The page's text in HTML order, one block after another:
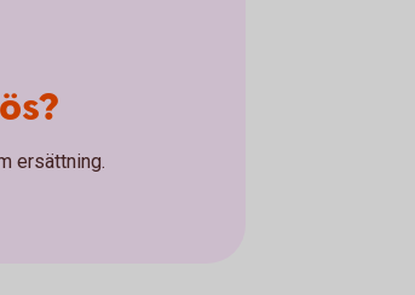
ersättning.